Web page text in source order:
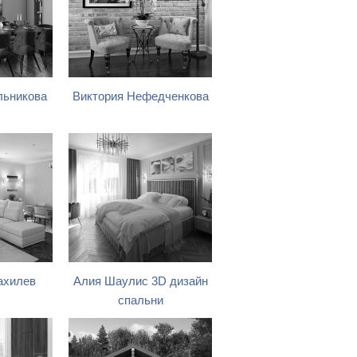
Виктория Нефедченкова
Алия Шаулис 3D дизайн
спальни